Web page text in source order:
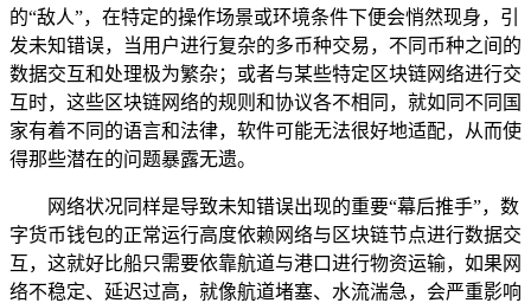
的“敌人”，在特定的操作场景或环境条件下便会悄然现身，引
发未知错误，当用户进行复杂的多币种交易，不同币种之间的
数据交互和处理极为繁杂；或者与某些特定区块链网络进行交
互时，这些区块链网络的规则和协议各不相同，就如同不同国
家有着不同的语言和法律，软件可能无法很好地适配，从而使
得那些潜在的问题暴露无遗。
网络状况同样是导致未知错误出现的重要“幕后推手”，数
字货币钱包的正常运行高度依赖网络与区块链节点进行数据交
互，这就好比船只需要依靠航道与港口进行物资运输，如果网
络不稳定、延迟过高，就像航道堵塞、水流湍急，会严重影响